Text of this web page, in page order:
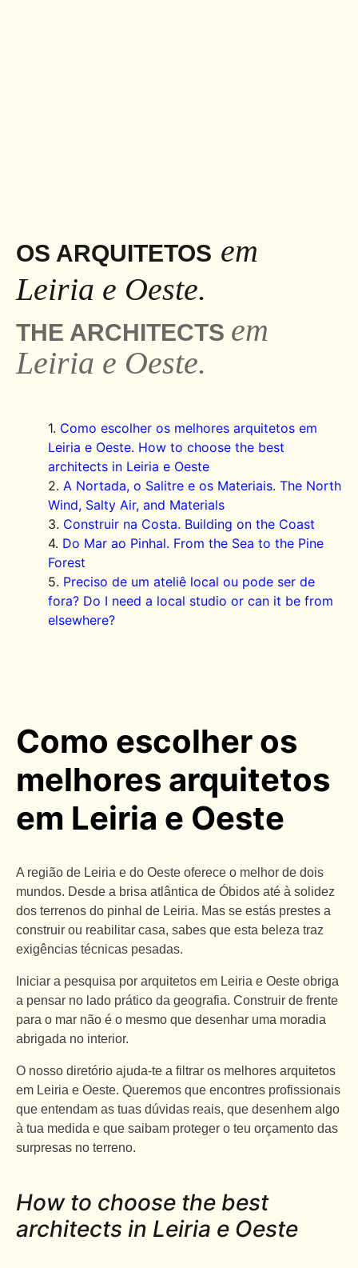
OS ARQUITETOS em
Leiria e Oeste.
THE ARCHITECTS em
Leiria e Oeste.
Como escolher os melhores arquitetos em
Leiria e Oeste. How to choose the best
architects in Leiria e Oeste
A Nortada, o Salitre e os Materiais. The North
Wind, Salty Air, and Materials
Construir na Costa. Building on the Coast
Do Mar ao Pinhal. From the Sea to the Pine
Forest
Preciso de um ateliê local ou pode ser de
fora? Do I need a local studio or can it be from
elsewhere?
Como escolher os
melhores arquitetos
em Leiria e Oeste
A região de Leiria e do Oeste oferece o melhor de dois
mundos. Desde a brisa atlântica de Óbidos até à solidez
dos terrenos do pinhal de Leiria. Mas se estás prestes a
construir ou reabilitar casa, sabes que esta beleza traz
exigências técnicas pesadas.
Iniciar a pesquisa por arquitetos em Leiria e Oeste obriga
a pensar no lado prático da geografia. Construir de frente
para o mar não é o mesmo que desenhar uma moradia
abrigada no interior.
O nosso diretório ajuda-te a filtrar os melhores arquitetos
em Leiria e Oeste. Queremos que encontres profissionais
que entendam as tuas dúvidas reais, que desenhem algo
à tua medida e que saibam proteger o teu orçamento das
surpresas no terreno.
How to choose the best
architects in Leiria e Oeste